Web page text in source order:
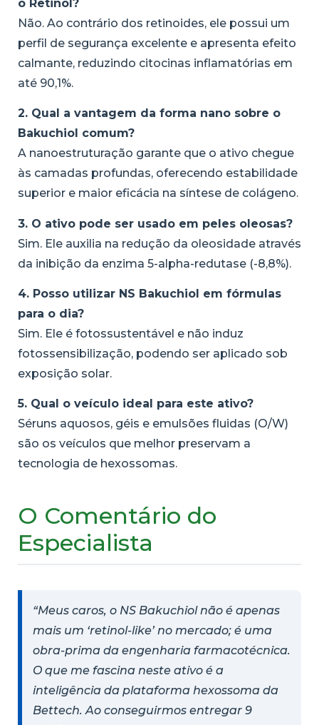
o Retinol?
Não. Ao contrário dos retinoides, ele possui um
perfil de segurança excelente e apresenta efeito
calmante, reduzindo citocinas inflamatórias em
até 90,1%.
2. Qual a vantagem da forma nano sobre o
Bakuchiol comum?
A nanoestruturação garante que o ativo chegue
às camadas profundas, oferecendo estabilidade
superior e maior eficácia na síntese de colágeno.
3. O ativo pode ser usado em peles oleosas?
Sim. Ele auxilia na redução da oleosidade através
da inibição da enzima 5-alpha-redutase (-8,8%).
4. Posso utilizar NS Bakuchiol em fórmulas
para o dia?
Sim. Ele é fotossustentável e não induz
fotossensibilização, podendo ser aplicado sob
exposição solar.
5. Qual o veículo ideal para este ativo?
Séruns aquosos, géis e emulsões fluidas (O/W)
são os veículos que melhor preservam a
tecnologia de hexossomas.
O Comentário do
Especialista
“Meus caros, o NS Bakuchiol não é apenas
mais um ‘retinol-like’ no mercado; é uma
obra-prima da engenharia farmacotécnica.
O que me fascina neste ativo é a
inteligência da plataforma hexossoma da
Bettech. Ao conseguirmos entregar 9